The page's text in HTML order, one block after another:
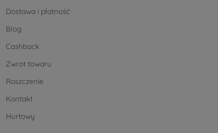
Dostawa i płatność
Blog
Cashback
Zwrot towaru
Roszczenie
Kontakt
Hurtowy